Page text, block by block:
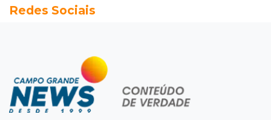
Após chuva, despedida do "sextou" é com pôr
Nacional
Alerta em celulares mobiliza buscas por bebê
17:58 Redução
Redes Sociais